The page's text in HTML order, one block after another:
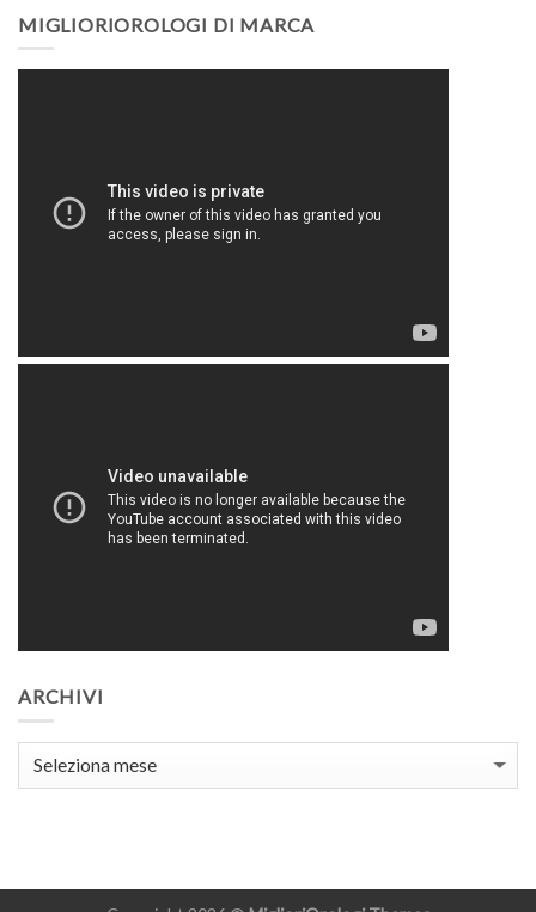
MIGLIORIOROLOGI DI MARCA
ARCHIVI
Archivi